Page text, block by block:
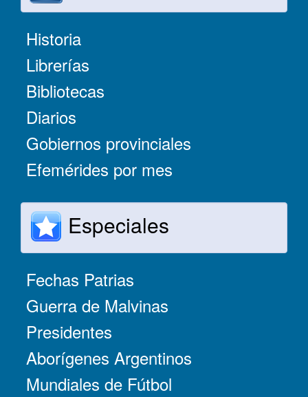
Historia
Librerías
Bibliotecas
Diarios
Gobiernos provinciales
Efemérides por mes
Especiales
Fechas Patrias
Guerra de Malvinas
Presidentes
Aborígenes Argentinos
Mundiales de Fútbol